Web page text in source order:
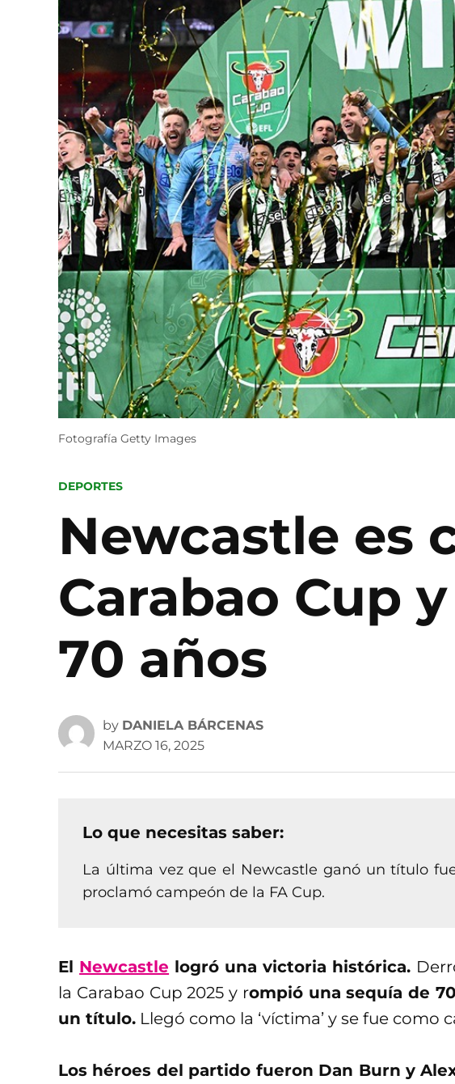
Fotografía Getty Images
POSTED
DEPORTES
Newcastle es
Carabao Cup
70 años
by DANIELA BÁRCENAS
MARZO 16, 2025
Lo que necesitas saber:
La última vez que el Newcastle ganó un título
proclamó campeón de la FA Cup.
El Newcastle logró una victoria histórica.
la Carabao Cup 2025 y rompió una sequía de
un título. Llegó como la ‘víctima’ y se fue como
Los héroes del partido fueron Dan Burn y